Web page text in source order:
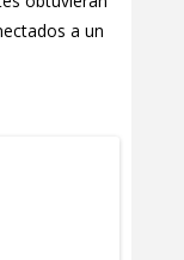
a un